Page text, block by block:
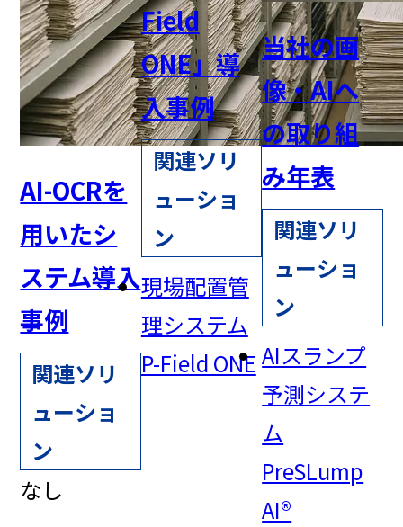
AI-OCRを
用いたシ
ステム導入
事例
関連ソリ
ューショ
ン
なし
Field
ONE」導
入事例
関連ソリ
ューショ
ン
現場配置管
理システム
P-Field ONE
当社の画
像・AIへ
の取り組
み年表
関連ソリ
ューショ
ン
AIスランプ
予測システ
ム
PreSLump
AI®